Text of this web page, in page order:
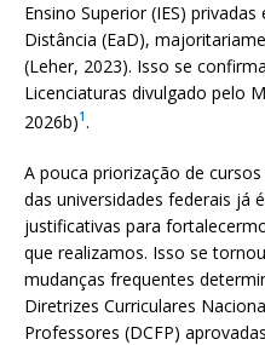
Ensino Superior (IES)
Distância (EaD),
(Leher, 2023). Isso se
Licenciaturas divulgado pelo
2026b)1 .
A pouca priorização de
das universidades federais já
justificativas para
que realizamos. Isso se
mudanças frequentes
Diretrizes Curriculares
Professores (DCFP)